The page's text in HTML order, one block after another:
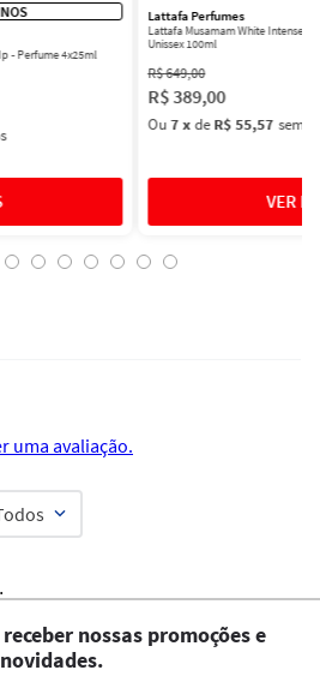
- Perfume 4x25ml
Lattafa Perfumes
Lattafa Musamam White Intense
Unissex 100ml
R$649,00
R$389,00
Ou7xdeR$ 55,57 sem
uma avaliação.
nossas promoções e
novidades.